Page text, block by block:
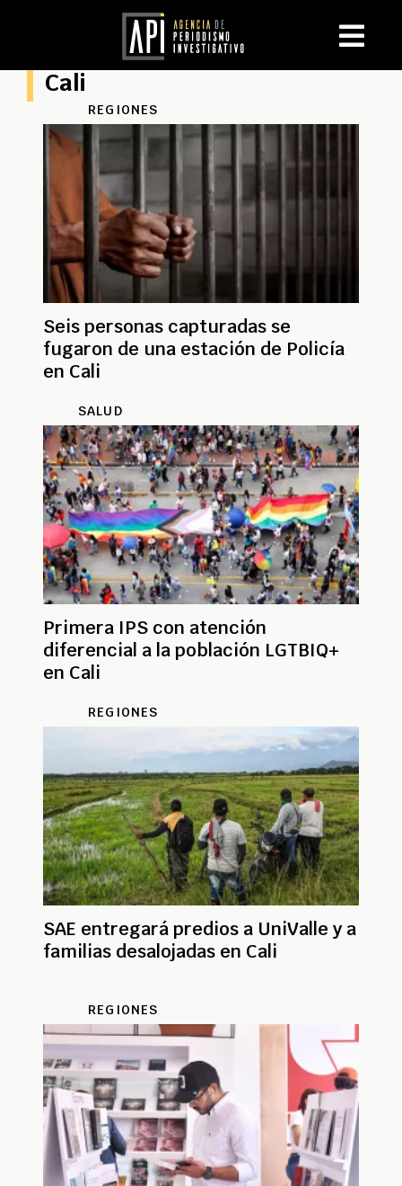
Cali
REGIONES
Seis personas capturadas se
fugaron de una estación de Policía
en Cali
SALUD
Primera IPS con atención
diferencial a la población LGTBIQ+
en Cali
REGIONES
SAE entregará predios a UniValle y a
familias desalojadas en Cali
REGIONES